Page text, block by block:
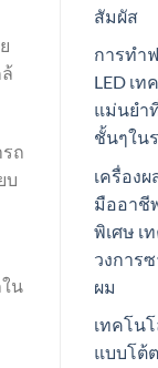
ถ
บ
น
สัมผัส
การทำ
LED เ
แม่นยำ
ชั้นๆใน
เครื่อง
มืออาชี
พิเศษ เ
วงการ
ผม
เทคโน
แบบโต้